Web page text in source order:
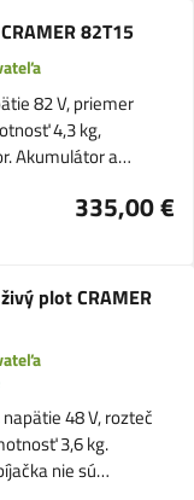
82T15
82 V, priemer
4,3 kg,
Akumulátor a…
335,00 €
plot CRAMER
48 V, rozteč
3,6 kg.
nie sú…